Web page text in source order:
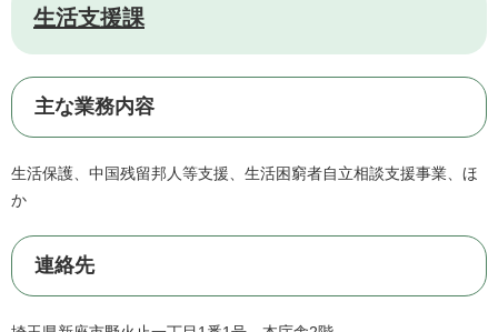
生活支援課
主な業務内容
生活保護、中国残留邦人等支援、生活困窮者自立相談支援事業、ほ
か
連絡先